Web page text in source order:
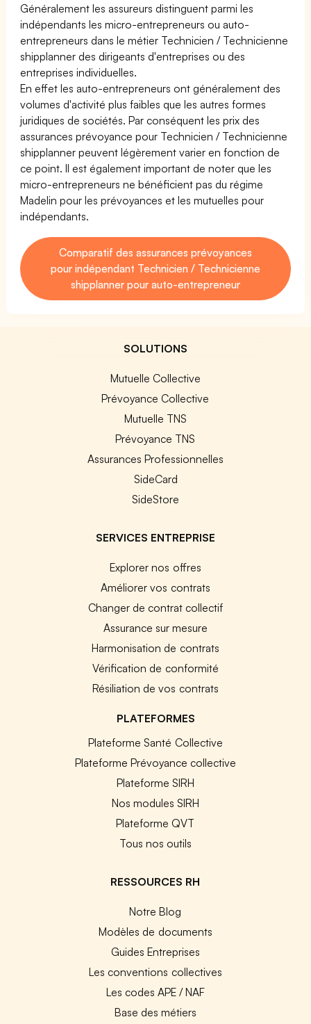
Généralement les assureurs distinguent parmi les
indépendants les micro-entrepreneurs ou auto-
entrepreneurs dans le métier Technicien / Technicienne
shipplanner des dirigeants d'entreprises ou des
entreprises individuelles.
En effet les auto-entrepreneurs ont généralement des
volumes d'activité plus faibles que les autres formes
juridiques de sociétés. Par conséquent les prix des
assurances prévoyance pour Technicien / Technicienne
shipplanner peuvent légèrement varier en fonction de
ce point. Il est également important de noter que les
micro-entrepreneurs ne bénéficient pas du régime
Madelin pour les prévoyances et les mutuelles pour
indépendants.
Comparatif des assurances prévoyances
pour indépendant Technicien / Technicienne
shipplanner pour auto-entrepreneur
SOLUTIONS
Mutuelle Collective
Prévoyance Collective
Mutuelle TNS
Prévoyance TNS
Assurances Professionnelles
SideCard
SideStore
SERVICES ENTREPRISE
Explorer nos offres
Améliorer vos contrats
Changer de contrat collectif
Assurance sur mesure
Harmonisation de contrats
Vérification de conformité
Résiliation de vos contrats
PLATEFORMES
Plateforme Santé Collective
Plateforme Prévoyance collective
Plateforme SIRH
Nos modules SIRH
Plateforme QVT
Tous nos outils
RESSOURCES RH
Notre Blog
Modèles de documents
Guides Entreprises
Les conventions collectives
Les codes APE / NAF
Base des métiers